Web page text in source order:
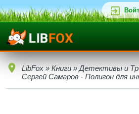
LibFox » Книги » Детективы и
Сергей Самаров - Полигон для